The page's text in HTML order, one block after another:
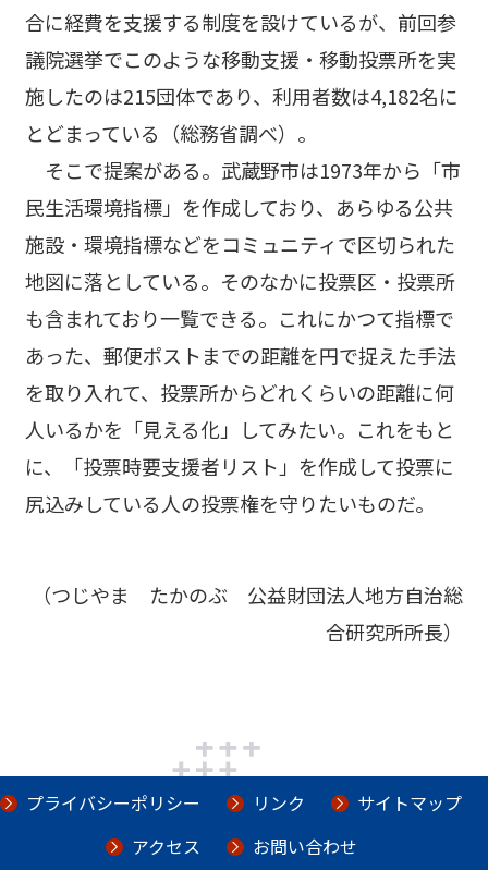
合に経費を支援する制度を設けているが、前回参
議院選挙でこのような移動支援・移動投票所を実
施したのは215団体であり、利用者数は4,182名に
とどまっている（総務省調べ）。
そこで提案がある。武蔵野市は1973年から「市
民生活環境指標」を作成しており、あらゆる公共
施設・環境指標などをコミュニティで区切られた
地図に落としている。そのなかに投票区・投票所
も含まれており一覧できる。これにかつて指標で
あった、郵便ポストまでの距離を円で捉えた手法
を取り入れて、投票所からどれくらいの距離に何
人いるかを「見える化」してみたい。これをもと
に、「投票時要支援者リスト」を作成して投票に
尻込みしている人の投票権を守りたいものだ。
（つじやま たかのぶ 公益財団法人地方自治総
合研究所所長）
プライバシーポリシー リンク
サイトマップ
アクセス
お問い合わせ